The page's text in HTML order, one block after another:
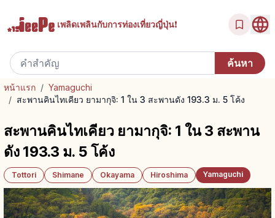
เพลิดเพลินกับการท่องเที่ยวญี่ปุ่น!
หน้าแรก / Yamaguchi
/ สะพานคินไทเคียว ยามากุจิ: 1 ใน 3 สะพานดัง 193.3 ม. 5 โค้ง
สะพานคินไทเคียว ยามากุจิ: 1 ใน 3 สะพาน
ดัง 193.3 ม. 5 โค้ง
Tottori Shimane Okayama Hiroshima Yamaguchi